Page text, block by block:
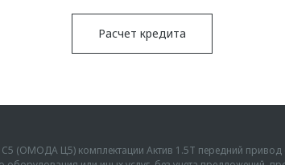
Расчет кредита
(ОМОДА Ц5) комплектации Актив 1.5Т передний